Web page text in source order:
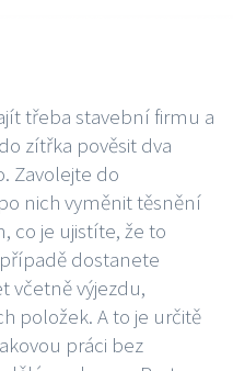
třeba stavební firmu a
zítřka pověsit dva
Zavolejte do
nich vyměnit těsnění
co je ujistíte, že to
dostanete
včetně výjezdu,
položek. A to je určitě
práci bez